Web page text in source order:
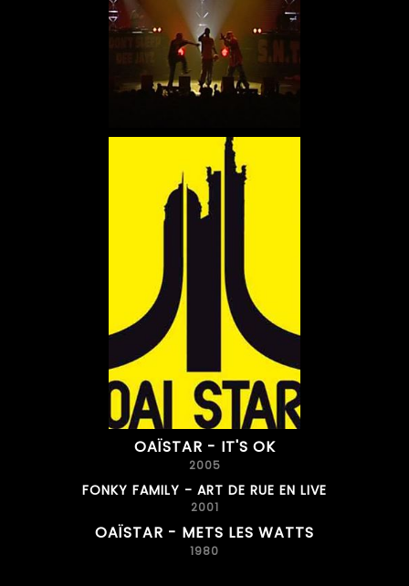
OAÏSTAR - IT'S OK
2005
FONKY FAMILY - ART DE RUE EN LIVE
2001
OAÏSTAR - METS LES WATTS
1980